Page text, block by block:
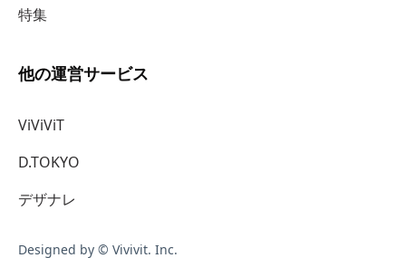
特集
他の運営サービス
ViViViT
D.TOKYO
デザナレ
Designed by © Vivivit. Inc.